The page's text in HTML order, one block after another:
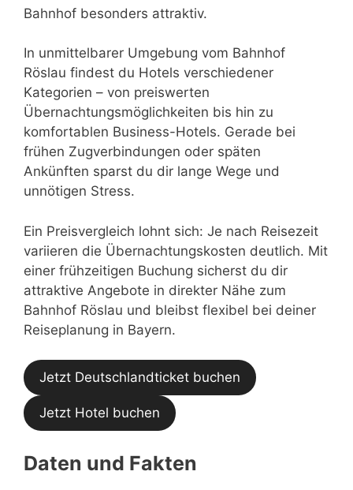
Bahnhof besonders attraktiv.
In unmittelbarer Umgebung vom Bahnhof
Röslau findest du Hotels verschiedener
Kategorien – von preiswerten
Übernachtungsmöglichkeiten bis hin zu
komfortablen Business-Hotels. Gerade bei
frühen Zugverbindungen oder späten
Ankünften sparst du dir lange Wege und
unnötigen Stress.
Ein Preisvergleich lohnt sich: Je nach Reisezeit
variieren die Übernachtungskosten deutlich. Mit
einer frühzeitigen Buchung sicherst du dir
attraktive Angebote in direkter Nähe zum
Bahnhof Röslau und bleibst flexibel bei deiner
Reiseplanung in Bayern.
Jetzt Deutschlandticket buchen
Jetzt Hotel buchen
Daten und Fakten